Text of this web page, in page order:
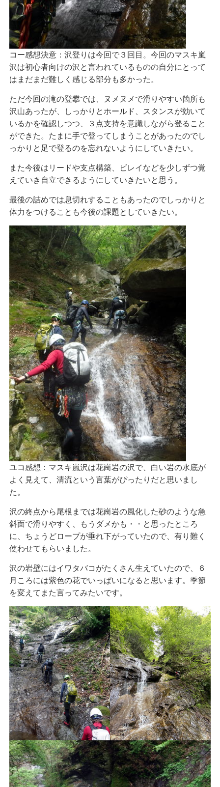
コー感想決意：沢登りは今回で３回目。今回のマスキ嵐
沢は初心者向けの沢と言われているものの自分にとって
はまだまだ難しく感じる部分も多かった。
ただ今回の滝の登攀では、ヌメヌメで滑りやすい箇所も
沢山あったが、しっかりとホールド、スタンスが効いて
いるかを確認しつつ、３点支持を意識しながら登ること
ができた。たまに手で登ってしまうことがあったのでし
っかりと足で登るのを忘れないようにしていきたい。
また今後はリードや支点構築、ビレイなどを少しずつ覚
えていき自立できるようにしていきたいと思う。
最後の詰めでは息切れすることもあったのでしっかりと
体力をつけることも今後の課題としていきたい。
ユコ感想：マスキ嵐沢は花崗岩の沢で、白い岩の水底が
よく見えて、清流という言葉がぴったりだと思いまし
た。
沢の終点から尾根までは花崗岩の風化した砂のような急
斜面で滑りやすく、もうダメかも・・と思ったところ
に、ちょうどロープが垂れ下がっていたので、有り難く
使わせてもらいました。
沢の岩壁にはイワタバコがたくさん生えていたので、６
月ころには紫色の花でいっぱいになると思います。季節
を変えてまた言ってみたいです。